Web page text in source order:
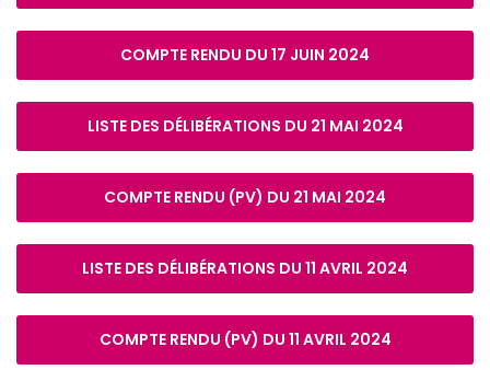
COMPTE RENDU DU 17 JUIN 2024
LISTE DES DÉLIBÉRATIONS DU 21 MAI 2024
COMPTE RENDU (PV) DU 21 MAI 2024
LISTE DES DÉLIBÉRATIONS DU 11 AVRIL 2024
COMPTE RENDU (PV) DU 11 AVRIL 2024